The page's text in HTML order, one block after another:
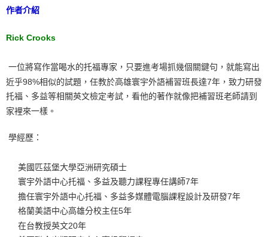
作者介紹
Rick Crooks
一位將寫作當喝水的托福專家，只要進考場抓幾個關鍵句，就能寫出
近乎98%相似的試題，任教於高雄寰宇外語補習班長達7年，致力研發
托福、多益等相關英文檢定考試，看他的著作就像把補習班老師請到
家裡來一樣。
學經歷：
美國匹茲堡大學亞洲研究碩士
寰宇外語中心托福、多益及聽力課程專任講師7年
擔任寰宇外語中心托福、多益多媒體電腦課程設計及研發7年
格蘭美語中心高雄分校主任5年
在台教授英文20年